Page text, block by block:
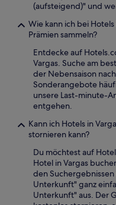
(aufsteigend)" und
Wie kann ich bei
Prämien sammeln?
Entdecke auf
Vargas. Suche am
der Nebensaison
Sonderangebote
unsere Last-minute-
entgehen.
Kann ich Hotels in
stornieren kann?
Du möchtest auf
Hotel in Vargas
den
Unterkunft" ganz
Unterkunft" aus. Der